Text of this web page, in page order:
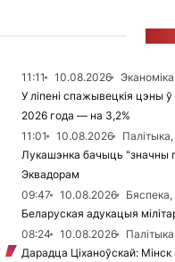
11:11 10.08.2026
Эканоміка
У ліпені спажывецкія цэны
2026 года — на 3,2%
11:01
10.08.2026
Лукашэнка бачыць "значны
Эквадорам
09:47
10.08.2026
Бяспека,
Беларуская адукацыя
08:24
10.08.2026
Палітыка
Дарадца Ціханоўскай: Мінск